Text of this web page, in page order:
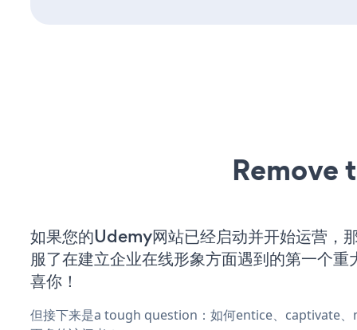
Remove
如果您的Udemy网站已经启动并开始运营，
服了在建立企业在线形象方面遇到的第一个重
喜你！
但接下来是a tough question：如何entice、captivate、